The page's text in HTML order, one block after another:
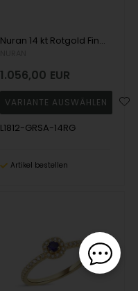
Nuran 14 kt Rotgold Fingerring, aus der Sofia Serie mit 1 x 0,08 kt Grünem Saphir & 32 x 0,005 kt Diamanten Wesselton SI
1.056,00 EUR
L1812-GRSA-14RG
Artikel bestellen